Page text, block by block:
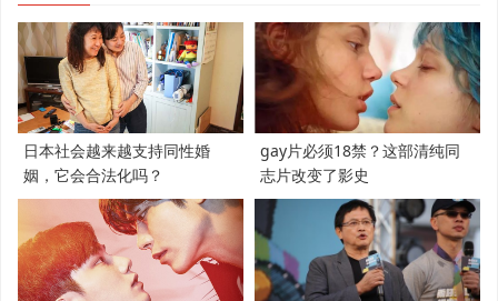
日本社会越来越支持同性婚
姻，它会合法化吗？
gay片必须18禁？这部清纯同
志片改变了影史